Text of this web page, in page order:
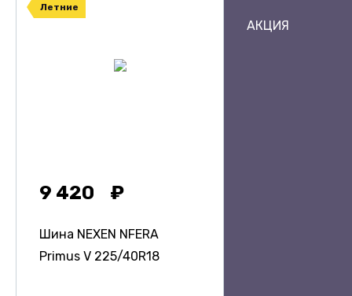
Летние
9 420
Шина NEXEN NFERA
Primus V 225/40R18
АКЦИЯ